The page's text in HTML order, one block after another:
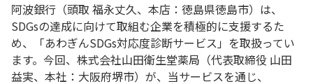
阿波銀行（頭取 福永丈久、本店：徳島県徳島市）は、
SDGsの達成に向けて取組む企業を積極的に支援するた
め、「あわぎんSDGs対応度診断サービス」を取扱ってい
ます。今回、株式会社山田衛生堂薬局（代表取締役 山田
益実、本社：大阪府堺市）が、当サービスを通じ、